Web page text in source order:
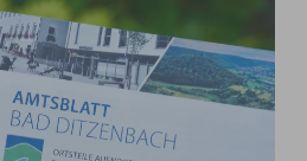
Live-Musik von Käppe alias
einem Special Guest sowie
kühlen Getränken.